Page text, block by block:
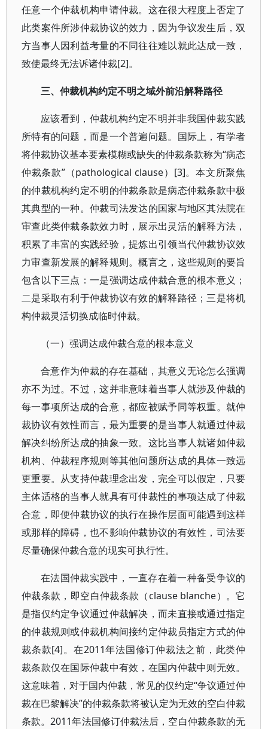
任意一个仲裁机构申请仲裁。这在很大程度上否定了
此类案件所涉仲裁协议的效力，因为争议发生后，双
方当事人因利益考量的不同往往难以就此达成一致，
致使最终无法诉诸仲裁[2]。
三、仲裁机构约定不明之域外前沿解释路径
应该看到，仲裁机构约定不明并非我国仲裁实践
所特有的问题，而是一个普遍问题。国际上，有学者
将仲裁协议基本要素模糊或缺失的仲裁条款称为“病态
仲裁条款”（pathological clause）[3]。本文所聚焦
的仲裁机构约定不明的仲裁条款是病态仲裁条款中极
其典型的一种。仲裁司法发达的国家与地区其法院在
审查此类仲裁条款效力时，展示出灵活的解释方法，
积累了丰富的实践经验，提炼出引领当代仲裁协议效
力审查新发展的解释规则。概言之，这些规则的要旨
包含以下三点：一是强调达成仲裁合意的根本意义；
二是采取有利于仲裁协议有效的解释路径；三是将机
构仲裁灵活切换成临时仲裁。
（一）强调达成仲裁合意的根本意义
合意作为仲裁的存在基础，其意义无论怎么强调
亦不为过。不过，这并非意味着当事人就涉及仲裁的
每一事项所达成的合意，都应被赋予同等权重。就仲
裁协议有效性而言，最为重要的是当事人就通过仲裁
解决纠纷所达成的抽象一致。这比当事人就诸如仲裁
机构、仲裁程序规则等其他问题所达成的具体一致远
更重要。从支持仲裁理念出发，完全可以假定，只要
主体适格的当事人就具有可仲裁性的事项达成了仲裁
合意，即便仲裁协议的执行在操作层面可能遇到这样
或那样的障碍，也不影响仲裁协议的有效性，司法要
尽量确保仲裁合意的现实可执行性。
在法国仲裁实践中，一直存在着一种备受争议的
仲裁条款，即空白仲裁条款（clause blanche）。它
是指仅约定争议通过仲裁解决，而未直接或通过指定
的仲裁规则或仲裁机构间接约定仲裁员指定方式的仲
裁条款[4]。在2011年法国修订仲裁法之前，此类仲
裁条款仅在国际仲裁中有效，在国内仲裁中则无效。
这意味着，对于国内仲裁，常见的仅约定“争议通过仲
裁在巴黎解决”的仲裁条款将被认定为无效的空白仲裁
条款。2011年法国修订仲裁法后，空白仲裁条款的无